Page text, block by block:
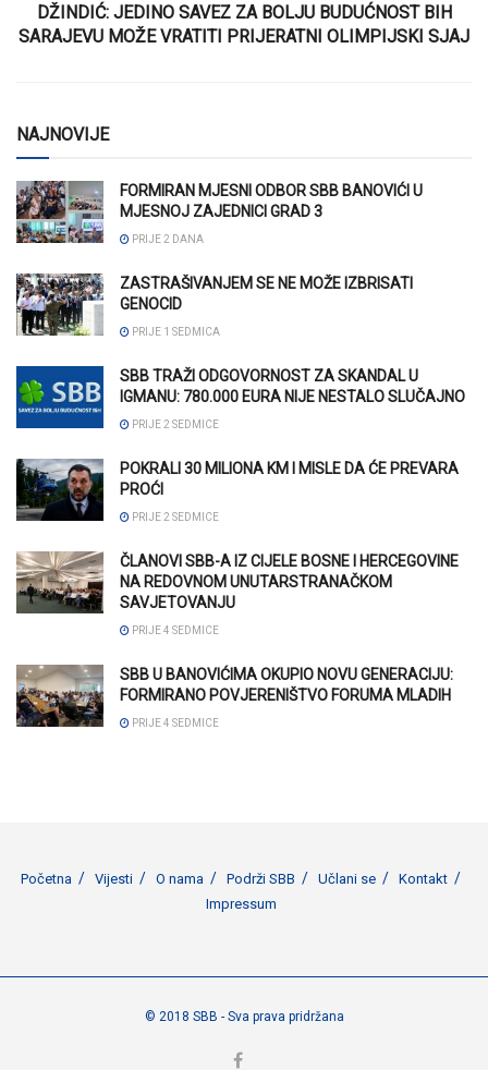
DŽINDIĆ: JEDINO SAVEZ ZA BOLJU BUDUĆNOST BIH
SARAJEVU MOŽE VRATITI PRIJERATNI OLIMPIJSKI SJAJ
NAJNOVIJE
FORMIRAN MJESNI ODBOR SBB BANOVIĆI U
MJESNOJ ZAJEDNICI GRAD 3
PRIJE 2 DANA
ZASTRAŠIVANJEM SE NE MOŽE IZBRISATI
GENOCID
PRIJE 1 SEDMICA
SBB TRAŽI ODGOVORNOST ZA SKANDAL U
IGMANU: 780.000 EURA NIJE NESTALO SLUČAJNO
PRIJE 2 SEDMICE
POKRALI 30 MILIONA KM I MISLE DA ĆE PREVARA
PROĆI
PRIJE 2 SEDMICE
ČLANOVI SBB-A IZ CIJELE BOSNE I HERCEGOVINE
NA REDOVNOM UNUTARSTRANAČKOM
SAVJETOVANJU
PRIJE 4 SEDMICE
SBB U BANOVIĆIMA OKUPIO NOVU GENERACIJU:
FORMIRANO POVJERENIŠTVO FORUMA MLADIH
PRIJE 4 SEDMICE
Početna Vijesti O nama Podrži SBB Učlani se
Kontakt
Impressum
© 2018 SBB - Sva prava pridržana